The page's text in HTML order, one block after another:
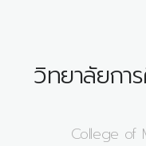
วิทยาลัยกา
College of